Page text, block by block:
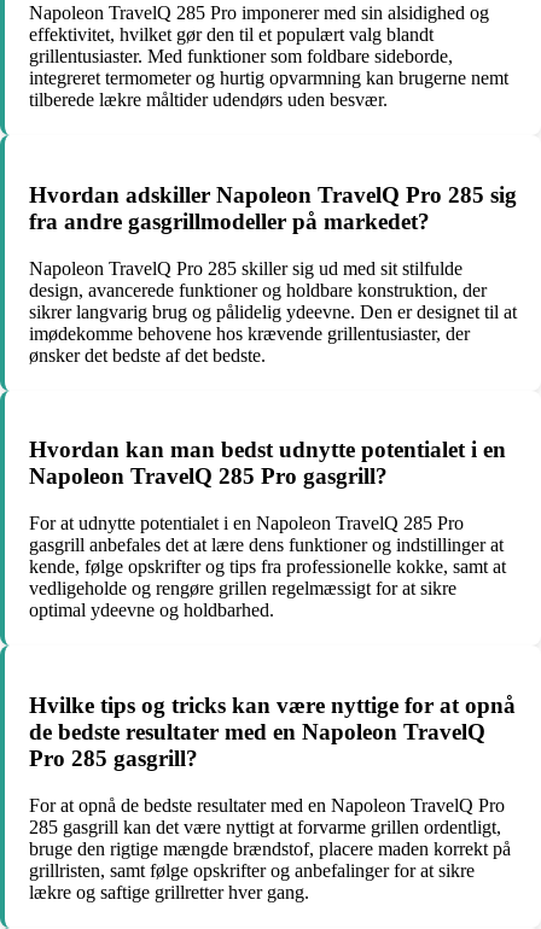
Napoleon TravelQ 285 Pro imponerer med sin alsidighed og
effektivitet, hvilket gør den til et populært valg blandt
grillentusiaster. Med funktioner som foldbare sideborde,
integreret termometer og hurtig opvarmning kan brugerne nemt
tilberede lækre måltider udendørs uden besvær.
Hvordan adskiller Napoleon TravelQ Pro 285 sig
fra andre gasgrillmodeller på markedet?
Napoleon TravelQ Pro 285 skiller sig ud med sit stilfulde
design, avancerede funktioner og holdbare konstruktion, der
sikrer langvarig brug og pålidelig ydeevne. Den er designet til at
imødekomme behovene hos krævende grillentusiaster, der
ønsker det bedste af det bedste.
Hvordan kan man bedst udnytte potentialet i en
Napoleon TravelQ 285 Pro gasgrill?
For at udnytte potentialet i en Napoleon TravelQ 285 Pro
gasgrill anbefales det at lære dens funktioner og indstillinger at
kende, følge opskrifter og tips fra professionelle kokke, samt at
vedligeholde og rengøre grillen regelmæssigt for at sikre
optimal ydeevne og holdbarhed.
Hvilke tips og tricks kan være nyttige for at opnå
de bedste resultater med en Napoleon TravelQ
Pro 285 gasgrill?
For at opnå de bedste resultater med en Napoleon TravelQ Pro
285 gasgrill kan det være nyttigt at forvarme grillen ordentligt,
bruge den rigtige mængde brændstof, placere maden korrekt på
grillristen, samt følge opskrifter og anbefalinger for at sikre
lækre og saftige grillretter hver gang.